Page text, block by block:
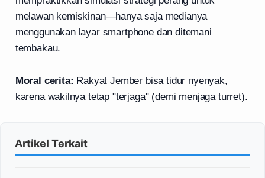
melawan kemiskinan—hanya saja medianya
menggunakan layar smartphone dan ditemani
tembakau.
Moral cerita: Rakyat Jember bisa tidur nyenyak,
karena wakilnya tetap "terjaga" (demi menjaga turret).
Artikel Terkait